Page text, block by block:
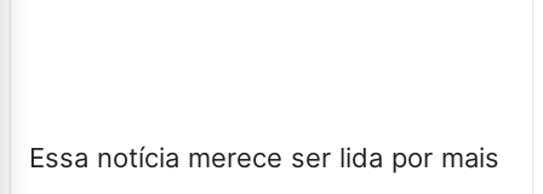
Essa notícia merece ser lida por mais